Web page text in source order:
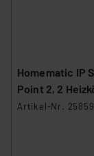
Homematic IP
Point 2, 2
Artikel-Nr.